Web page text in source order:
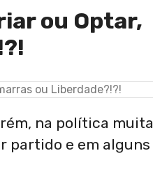
ou Optar,
na política muita
partido e em alguns